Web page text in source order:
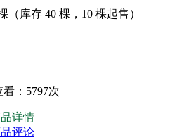
（库存 40 棵， 10 棵起售）
：5797次
详情
评论